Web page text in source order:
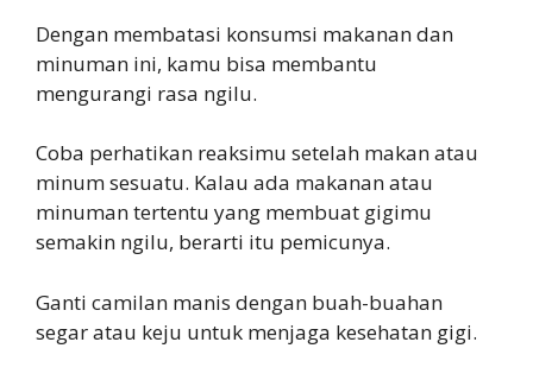
Dengan membatasi konsumsi makanan dan
minuman ini, kamu bisa membantu
mengurangi rasa ngilu.
Coba perhatikan reaksimu setelah makan atau
minum sesuatu. Kalau ada makanan atau
minuman tertentu yang membuat gigimu
semakin ngilu, berarti itu pemicunya.
Ganti camilan manis dengan buah-buahan
segar atau keju untuk menjaga kesehatan gigi.